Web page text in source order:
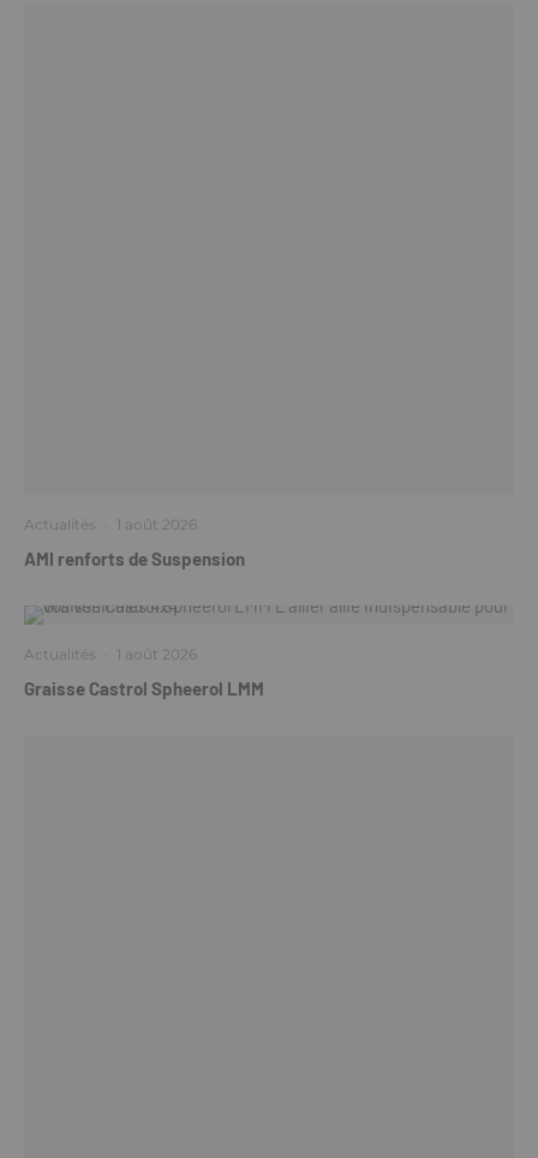
Actualités · 1 août 2026
AMI renforts de Suspension
Actualités · 1 août 2026
Graisse Castrol Spheerol LMM